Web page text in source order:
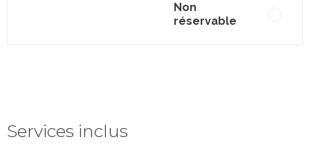
Non
réservable
Services inclus